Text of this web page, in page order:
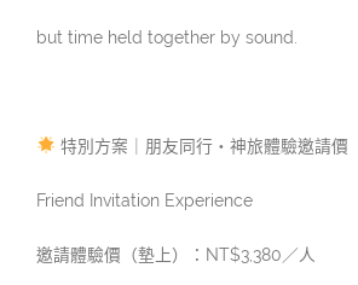
but time held together by sound.
特別方案｜朋友同行・神旅體驗邀請價
Friend Invitation Experience
邀請體驗價（墊上）：NT$3,380／人